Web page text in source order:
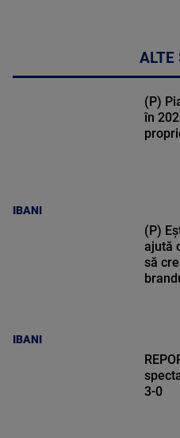
ALTE
IBANI
(P)
în
IBANI
(P)
ajută
să
3-0